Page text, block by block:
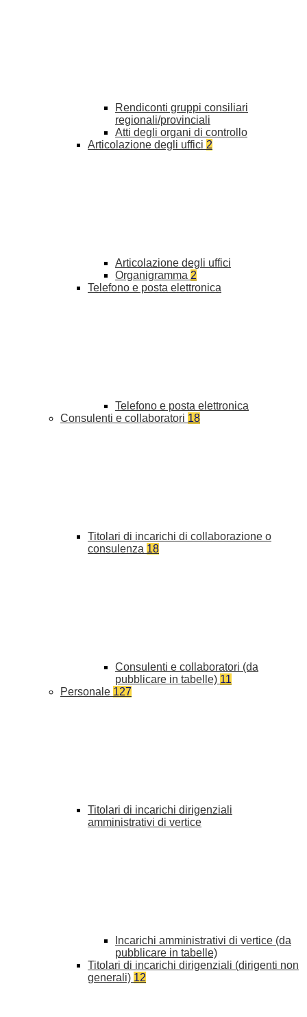
Rendiconti gruppi consiliari
regionali/provinciali
Atti degli organi di controllo
Articolazione degli uffici 2
Articolazione degli uffici
Organigramma 2
Telefono e posta elettronica
Telefono e posta elettronica
Consulenti e collaboratori 18
Titolari di incarichi di collaborazione o
consulenza 18
Consulenti e collaboratori (da
pubblicare in tabelle) 11
Personale 127
Titolari di incarichi dirigenziali
amministrativi di vertice
Incarichi amministrativi di vertice (da
pubblicare in tabelle)
Titolari di incarichi dirigenziali (dirigenti non
generali) 12